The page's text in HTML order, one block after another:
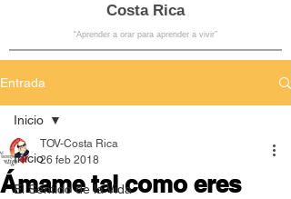
Costa Rica
“Aprender a orar para aprender a vivir”
Entrada
Inicio
El Sentido de la Vida
Inicio
Ámame tal como eres
TOV-Costa Rica
26 feb 2018